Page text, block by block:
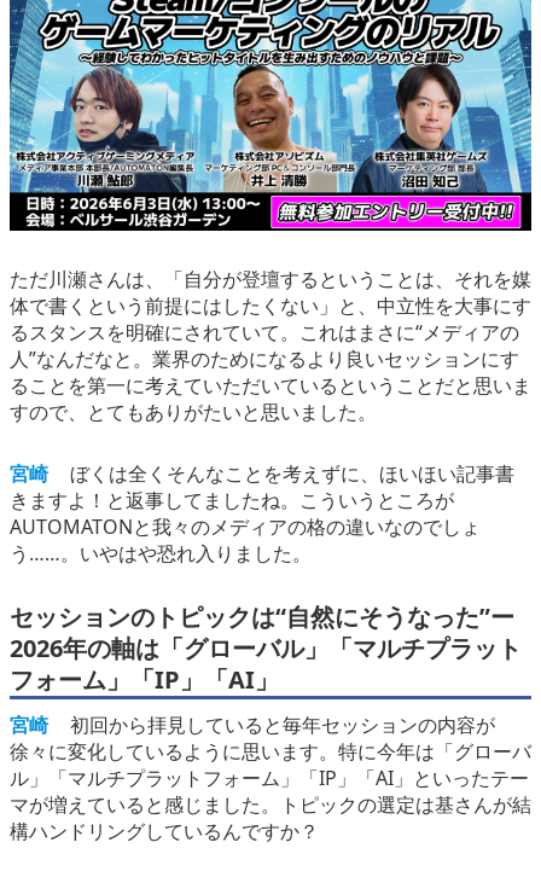
ただ川瀬さんは、「自分が登壇するということは、それを媒
体で書くという前提にはしたくない」と、中立性を大事にす
るスタンスを明確にされていて。これはまさに“メディアの
人”なんだなと。業界のためになるより良いセッションにす
ることを第一に考えていただいているということだと思いま
すので、とてもありがたいと思いました。
宮崎
ぼくは全くそんなことを考えずに、ほいほい記事書
きますよ！と返事してましたね。こういうところが
AUTOMATONと我々のメディアの格の違いなのでしょ
う……。いやはや恐れ入りました。
セッションのトピックは“自然にそうなった”ー
2026年の軸は「グローバル」「マルチプラット
フォーム」「IP」「AI」
宮崎
初回から拝見していると毎年セッションの内容が
徐々に変化しているように思います。特に今年は「グローバ
ル」「マルチプラットフォーム」「IP」「AI」といったテー
マが増えていると感じました。トピックの選定は基さんが結
構ハンドリングしているんですか？